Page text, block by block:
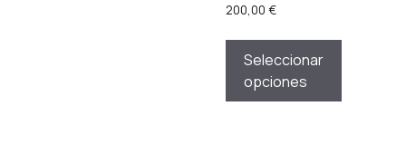
200,00 €
Seleccionar
opciones